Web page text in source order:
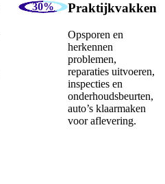
Praktijkvakken
Opsporen en
herkennen
problemen,
reparaties uitvoeren,
inspecties en
onderhoudsbeurten,
auto’s klaarmaken
voor aflevering.